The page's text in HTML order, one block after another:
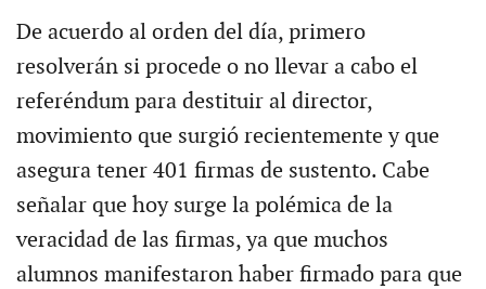
De acuerdo al orden del día, primero
resolverán si procede o no llevar a cabo el
referéndum para destituir al director,
movimiento que surgió recientemente y que
asegura tener 401 firmas de sustento. Cabe
señalar que hoy surge la polémica de la
veracidad de las firmas, ya que muchos
alumnos manifestaron haber firmado para que